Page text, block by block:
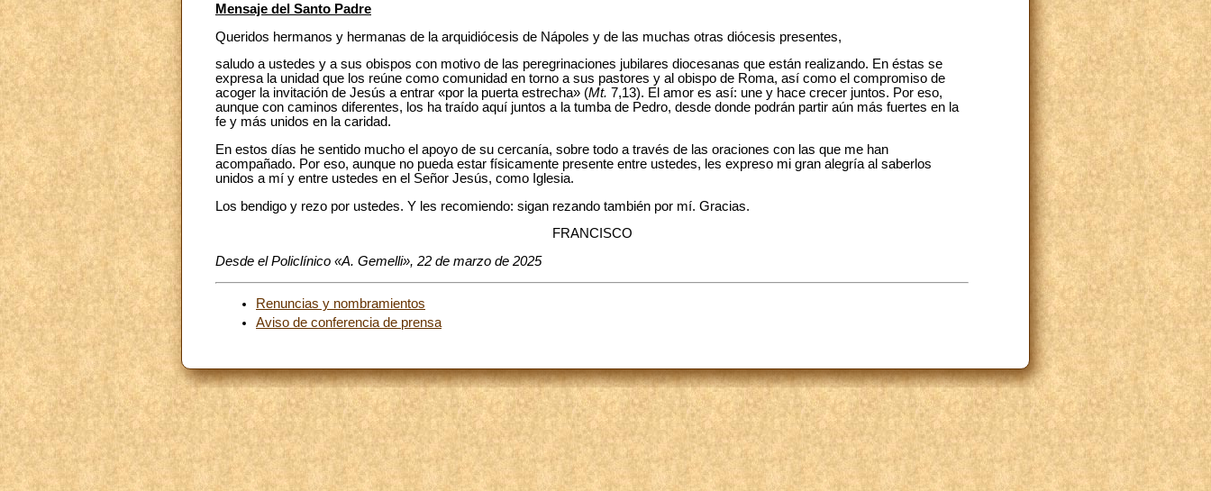
Mensaje del Santo Padre
Queridos hermanos y hermanas de la arquidiócesis de Nápoles y de las muchas otras diócesis presentes,
saludo a ustedes y a sus obispos con motivo de las peregrinaciones jubilares diocesanas que están realizando. En éstas se
expresa la unidad que los reúne como comunidad en torno a sus pastores y al obispo de Roma, así como el compromiso de
acoger la invitación de Jesús a entrar «por la puerta estrecha» (Mt. 7,13). El amor es así: une y hace crecer juntos. Por eso,
aunque con caminos diferentes, los ha traído aquí juntos a la tumba de Pedro, desde donde podrán partir aún más fuertes en la
fe y más unidos en la caridad.
En estos días he sentido mucho el apoyo de su cercanía, sobre todo a través de las oraciones con las que me han
acompañado. Por eso, aunque no pueda estar físicamente presente entre ustedes, les expreso mi gran alegría al saberlos
unidos a mí y entre ustedes en el Señor Jesús, como Iglesia.
Los bendigo y rezo por ustedes. Y les recomiendo: sigan rezando también por mí. Gracias.
FRANCISCO
Desde el Policlínico «A. Gemelli», 22 de marzo de 2025
Renuncias y nombramientos
Aviso de conferencia de prensa